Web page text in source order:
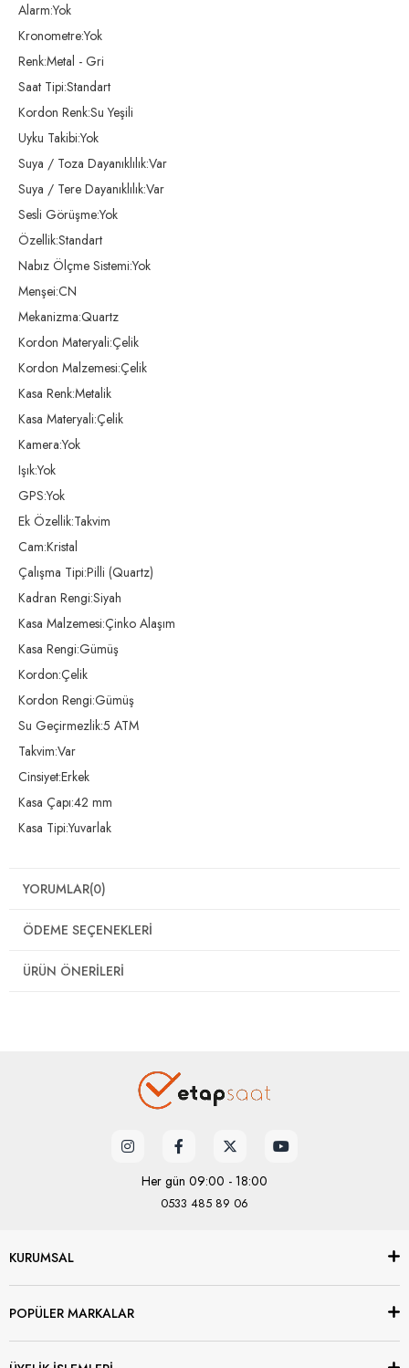
Alarm:Yok
Kronometre:Yok
Renk:Metal - Gri
Saat Tipi:Standart
Kordon Renk:Su Yeşili
Uyku Takibi:Yok
Suya / Toza Dayanıklılık:Var
Suya / Tere Dayanıklılık:Var
Sesli Görüşme:Yok
Özellik:Standart
Nabız Ölçme Sistemi:Yok
Menşei:CN
Mekanizma:Quartz
Kordon Materyali:Çelik
Kordon Malzemesi:Çelik
Kasa Renk:Metalik
Kasa Materyali:Çelik
Kamera:Yok
Işık:Yok
GPS:Yok
Ek Özellik:Takvim
Cam:Kristal
Çalışma Tipi:Pilli (Quartz)
Kadran Rengi:Siyah
Kasa Malzemesi:Çinko Alaşım
Kasa Rengi:Gümüş
Kordon:Çelik
Kordon Rengi:Gümüş
Su Geçirmezlik:5 ATM
Takvim:Var
Cinsiyet:Erkek
Kasa Çapı:42 mm
Kasa Tipi:Yuvarlak
YORUMLAR(0)
ÖDEME SEÇENEKLERI
ÜRÜN ÖNERILERI
Her gün 09:00 - 18:00
0533 485 89 06
KURUMSAL
POPÜLER MARKALAR